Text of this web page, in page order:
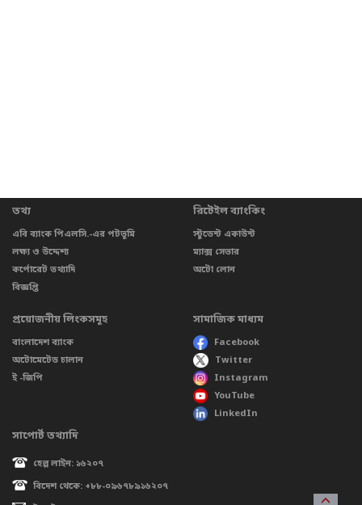
তথ্য
এবি ব্যাংক পিএলসি.-এর পটভূমি
লক্ষ্য ও উদ্দেশ্য
কর্পোরেট তথ্যাদি
বিজ্ঞপ্তি
রিটেইল ব্যাংকিং
স্টুডেন্ট একাউন্ট
ম্যাক্স সেভার
অটো লোন
প্রয়োজনীয় লিংকসমূহ
বাংলাদেশ ব্যাংক
অটোমেটেড চালান
ই -জিপি
সামাজিক মাধ্যম
Facebook
Twitter
Instagram
YouTube
LinkedIn
সাপোর্ট তথ্যাদি
হেল্প লাইন: ১৬২০৭
বিদেশ থেকে: +৮৮-০৯৬৭৮৯১৬২০৭